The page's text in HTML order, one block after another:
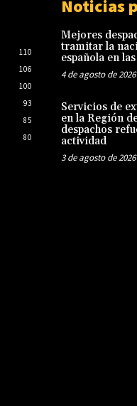
110
106
100
93
85
80
Noticias
Mejores
tramitar la
española en
4 de agosto de 2026
Servicios de
en la Región
despachos
actividad
3 de agosto de 2026